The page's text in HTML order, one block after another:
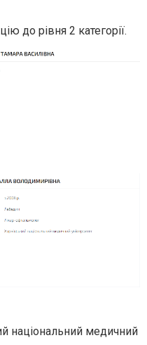
до рівня 2 категорії.
національний медичний